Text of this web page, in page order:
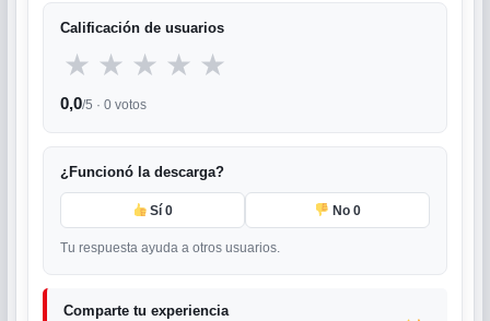
Calificación de usuarios
★ ★ ★ ★ ★
0,0/5 · 0 votos
¿Funcionó la descarga?
Sí0 No 0
Tu respuesta ayuda a otros usuarios.
Comparte tu experiencia